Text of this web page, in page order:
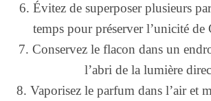
6. Évitez de superposer plusieurs
temps pour préserver l’unicité
7. Conservez le flacon dans un
l’abri de la lumière
8. Vaporisez le parfum dans l’air et